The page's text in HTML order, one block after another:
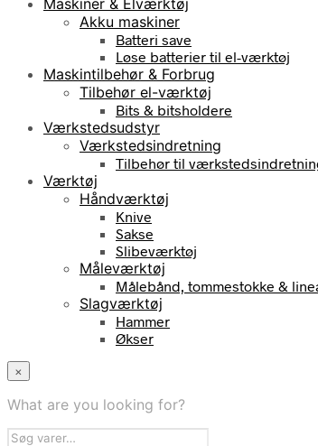
Akku maskiner
Batteri save
Løse batterier til el-værktøj
Maskintilbehør & Forbrug
Tilbehør el-værktøj
Bits & bitsholdere
Værkstedsudstyr
Værkstedsindretning
Tilbehør til
Værktøj
Håndværktøj
Knive
Sakse
Slibeværktøj
Måleværktøj
Målebånd, tommestokke &
Slagværktøj
Hammer
Økser
×
What are you looking for?